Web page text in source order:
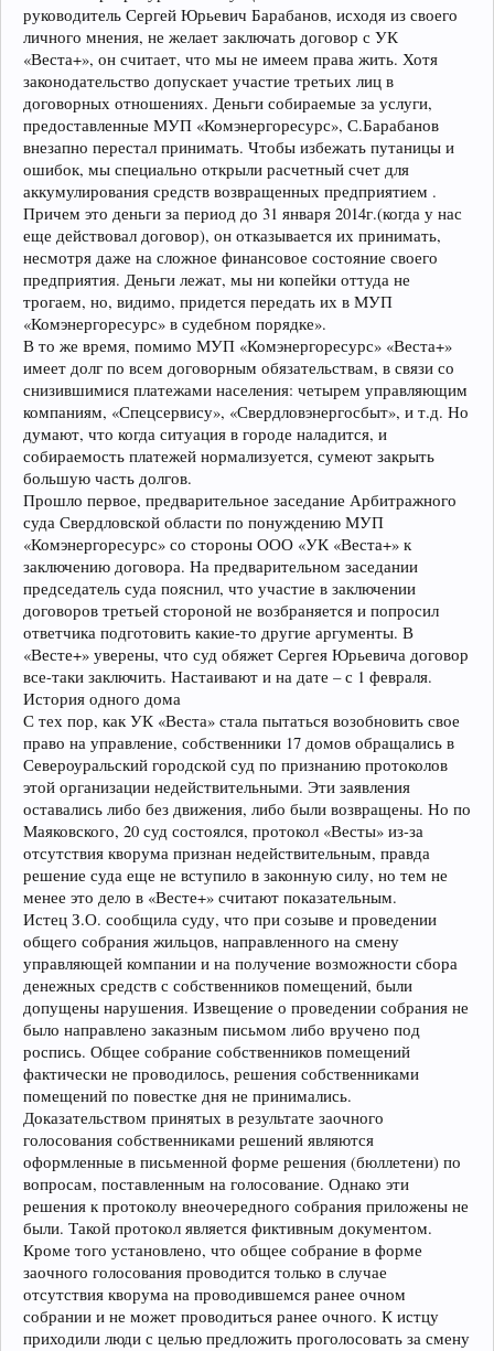
руководитель Сергей Юрьевич Барабанов, исходя из своего
личного мнения, не желает заключать договор с УК
«Веста+», он считает, что мы не имеем права жить. Хотя
законодательство допускает участие третьих лиц в
договорных отношениях. Деньги собираемые за услуги,
предоставленные МУП «Комэнергоресурс», С.Барабанов
внезапно перестал принимать. Чтобы избежать путаницы и
ошибок, мы специально открыли расчетный счет для
аккумулирования средств возвращенных предприятием .
Причем это деньги за период до 31 января 2014г.(когда у нас
еще действовал договор), он отказывается их принимать,
несмотря даже на сложное финансовое состояние своего
предприятия. Деньги лежат, мы ни копейки оттуда не
трогаем, но, видимо, придется передать их в МУП
«Комэнергоресурс» в судебном порядке».
В то же время, помимо МУП «Комэнергоресурс» «Веста+»
имеет долг по всем договорным обязательствам, в связи со
снизившимися платежами населения: четырем управляющим
компаниям, «Спецсервису», «Свердловэнергосбыт», и т.д. Но
думают, что когда ситуация в городе наладится, и
собираемость платежей нормализуется, сумеют закрыть
большую часть долгов.
Прошло первое, предварительное заседание Арбитражного
суда Свердловской области по понуждению МУП
«Комэнергоресурс» со стороны ООО «УК «Веста+» к
заключению договора. На предварительном заседании
председатель суда пояснил, что участие в заключении
договоров третьей стороной не возбраняется и попросил
ответчика подготовить какие-то другие аргументы. В
«Весте+» уверены, что суд обяжет Сергея Юрьевича договор
все-таки заключить. Настаивают и на дате – с 1 февраля.
История одного дома
С тех пор, как УК «Веста» стала пытаться возобновить свое
право на управление, собственники 17 домов обращались в
Североуральский городской суд по признанию протоколов
этой организации недействительными. Эти заявления
оставались либо без движения, либо были возвращены. Но по
Маяковского, 20 суд состоялся, протокол «Весты» из-за
отсутствия кворума признан недействительным, правда
решение суда еще не вступило в законную силу, но тем не
менее это дело в «Весте+» считают показательным.
Истец З.О. сообщила суду, что при созыве и проведении
общего собрания жильцов, направленного на смену
управляющей компании и на получение возможности сбора
денежных средств с собственников помещений, были
допущены нарушения. Извещение о проведении собрания не
было направлено заказным письмом либо вручено под
роспись. Общее собрание собственников помещений
фактически не проводилось, решения собственниками
помещений по повестке дня не принимались.
Доказательством принятых в результате заочного
голосования собственниками решений являются
оформленные в письменной форме решения (бюллетени) по
вопросам, поставленным на голосование. Однако эти
решения к протоколу внеочередного собрания приложены не
были. Такой протокол является фиктивным документом.
Кроме того установлено, что общее собрание в форме
заочного голосования проводится только в случае
отсутствия кворума на проводившемся ранее очном
собрании и не может проводиться ранее очного. К истцу
приходили люди с целью предложить проголосовать за смену